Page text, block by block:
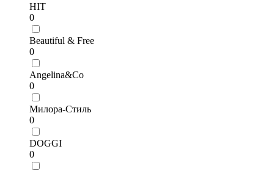
HIT
0
Beautiful & Free
0
Angelina&Co
0
Милора-Стиль
0
DOGGI
0